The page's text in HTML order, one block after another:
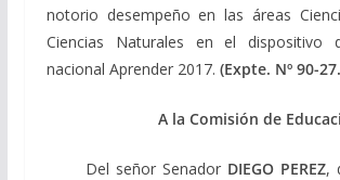
notorio desempeño en las áreas
Ciencias Naturales en el dispositivo
nacional Aprender 2017. (Expte. Nº 90-
A la Comisión de
Del señor Senador DIEGO PEREZ,